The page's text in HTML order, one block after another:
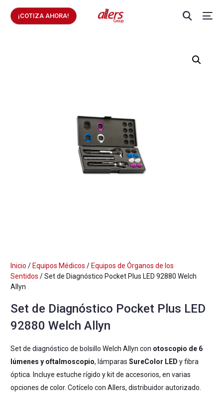
¡COTIZA AHORA!
Inicio /Equipos Médicos /Equipos de Órganos de los
Sentidos / Set de Diagnóstico Pocket Plus LED 92880 Welch
Allyn
Set de Diagnóstico Pocket Plus LED
92880 Welch Allyn
Set de diagnóstico de bolsillo Welch Allyn con otoscopio de 6
lúmenes y oftalmoscopio, lámparasSureColor LED y fibra
óptica. Incluye estuche rígido y kit de accesorios, en varias
opciones de color. Cotícelo con Allers, distribuidor autorizado.